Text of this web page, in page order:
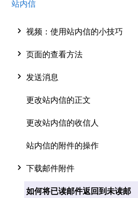
站内信
视频：使用站内信的小技巧
页面的查看方法
发送消息
更改站内信的正文
更改站内信的收信人
站内信的附件的操作
下载邮件附件
如何将已读邮件返回到未读邮